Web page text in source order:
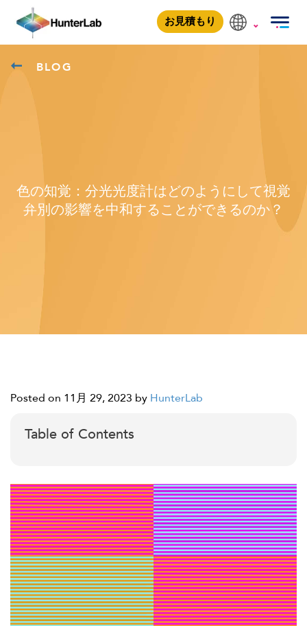
お見積もり
BLOG
色の知覚：分光光度計はどのようにして視覚
弁別の影響を中和することができるのか？
Posted on 11月 29, 2023 by HunterLab
Table of Contents